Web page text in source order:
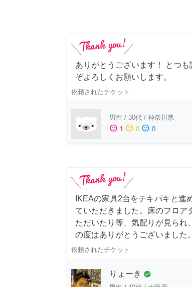
ありがとうございます！ とつ
ぞよろしくお願いします。
依頼されたチケット
男性 / 30代 / 神奈川県
sentiment_satisfied 1 sentiment_neutral 0 sentiment_dissatisfied 0
IKEAの家具2台をテキパキと進
ていただきました。床のフロア
ただいたり等、気配りが見られ
の度はありがとうございました。
依頼されたチケット
りょーき check_circle